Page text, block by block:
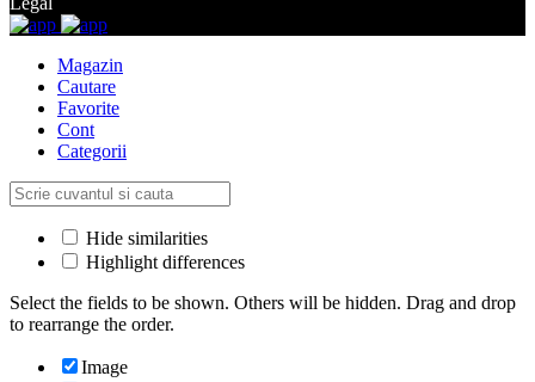
Magazin
Cautare
Favorite
Cont
Categorii
Hide similarities
Highlight differences
Select the fields to be shown. Others will be hidden. Drag and drop
to rearrange the order.
Image